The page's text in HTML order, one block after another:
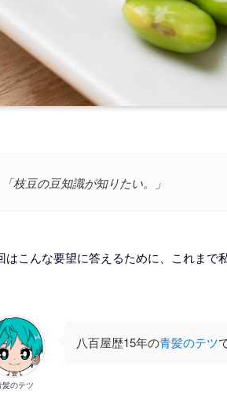
「枝豆の豆知識が知りたい。」
はこんな要望に答えるために、これまで
髪のテツ
八百屋歴15年の青髪のテツ